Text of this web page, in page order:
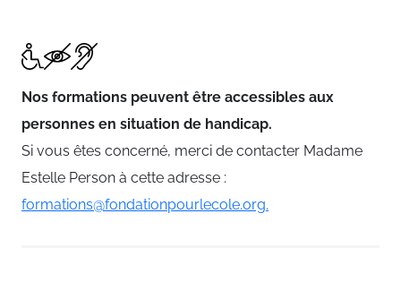
Nos formations peuvent être accessibles aux
personnes en situation de handicap.
Si vous êtes concerné, merci de contacter Madame
Estelle Person à cette adresse :
formations@fondationpourlecole.org.